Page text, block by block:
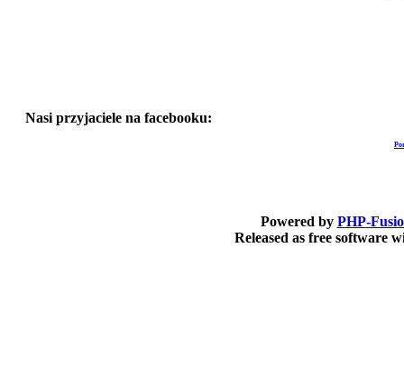
Nasi przyjaciele na facebooku:
Powered by PHP-
Released as free software